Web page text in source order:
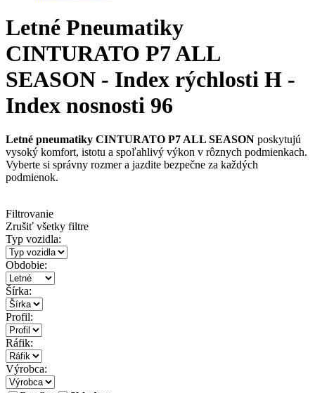
Letné Pneumatiky
CINTURATO P7 ALL
SEASON - Index rýchlosti H -
Index nosnosti 96
Letné pneumatiky CINTURATO P7 ALL SEASON poskytujú
vysoký komfort, istotu a spoľahlivý výkon v rôznych podmienkach.
Vyberte si správny rozmer a jazdite bezpečne za každých
podmienok.
Filtrovanie
Zrušiť všetky filtre
Typ vozidla:
Obdobie:
Šírka:
Profil:
Ráfik:
Výrobca: